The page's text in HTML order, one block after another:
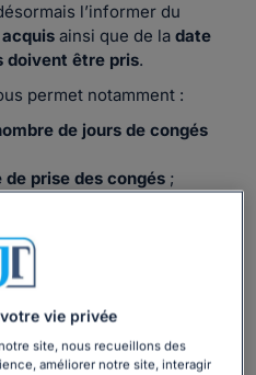
l’informer du
ainsi que de la date
doivent être pris.
permet notamment :
de jours de congés
prise des congés ;
le courrier
sur les congés
a été rédigé par des
et sans risque
vie privée
site, nous recueillons des
améliorer notre site, interagir